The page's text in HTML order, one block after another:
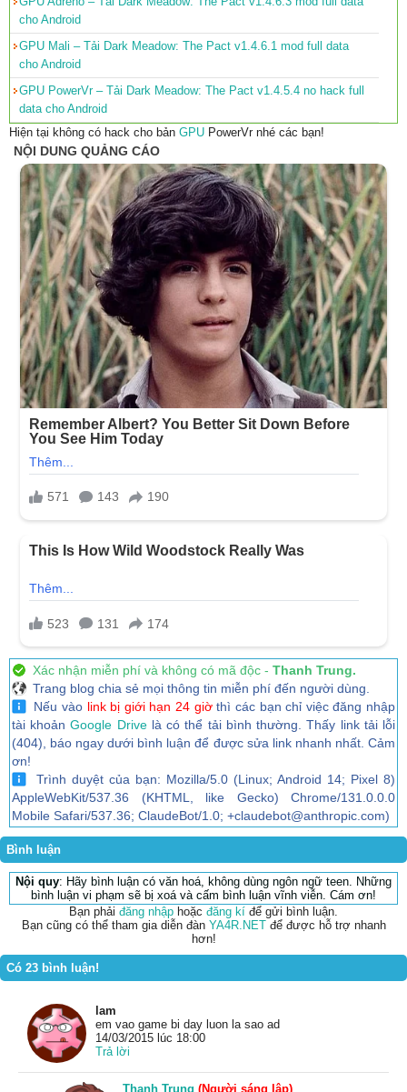
cho Android
GPU Mali – Tải Dark Meadow: The Pact v1.4.6.1 mod full data
cho Android
GPU PowerVr – Tải Dark Meadow: The Pact v1.4.5.4 no hack full
data cho Android
Hiện tại không có hack cho bản GPU PowerVr nhé các bạn!
Xác nhận miễn phí và không có mã độc - Thanh Trung.
Trang blog chia sẻ mọi thông tin miễn phí đến người dùng.
Nếu vào link bị giới hạn 24 giờthì các bạn chỉ việc đăng nhập
tài khoảnGoogle Drivelà có thể tải bình thường. Thấy link tải lỗi
(404), báo ngay dưới bình luận để được sửa link nhanh nhất. Cảm
ơn!
Trình duyệt của bạn: Mozilla/5.0 (Linux; Android 14; Pixel 8)
AppleWebKit/537.36 (KHTML, like Gecko) Chrome/131.0.0.0
Mobile Safari/537.36; ClaudeBot/1.0; +claudebot@anthropic.com)
Bình luận
Nội quy: Hãy bình luận có văn hoá, không dùng ngôn ngữ teen. Những
bình luận vi phạm sẽ bị xoá và cấm bình luận vĩnh viễn. Cám ơn!
Bạn phải đăng nhập hoặc đăng kí để gửi bình luận.
Bạn cũng có thể tham gia diễn đàn YA4R.NETđể được hỗ trợ nhanh
hơn!
Có 23 bình luận!
lam
em vao game bi day luon la sao ad
14/03/2015 lúc 18:00
Trả lời
Thanh Trung (Người sáng lập)